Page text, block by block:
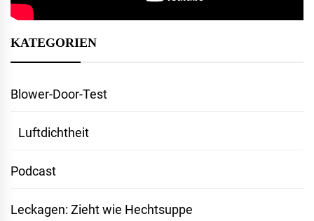
KATEGORIEN
Blower-Door-Test
Luftdichtheit
Podcast
Leckagen: Zieht wie Hechtsuppe